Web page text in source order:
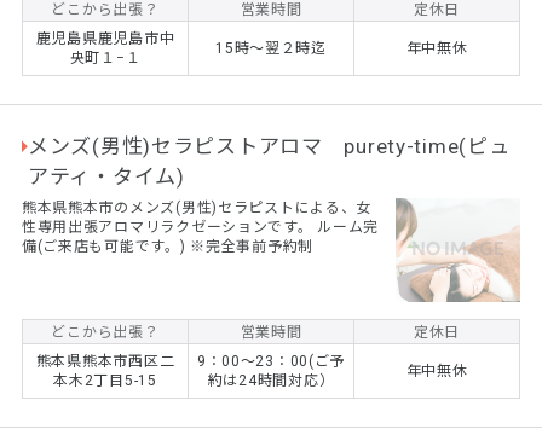
どこから出張？ 営業時間
定休日
鹿児島県鹿児島市中
央町１−１
15時～翌２時迄 年中無休
メンズ(男性)セラピストアロマ purety-time(ピュ
アティ・タイム)
熊本県熊本市のメンズ(男性)セラピストによる、女
性専用出張アロマリラクゼーションです。 ルーム完
備(ご来店も可能です。) ※完全事前予約制
どこから出張？ 営業時間
定休日
熊本県熊本市西区二
本木2丁目5-15
9：00～23：00(ご予
約は24時間対応）
年中無休